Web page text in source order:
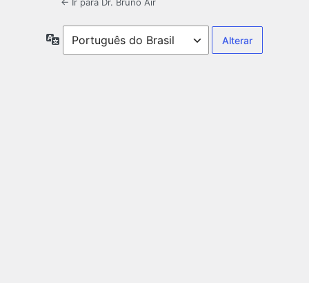
← Ir para Dr. Bruno Air
Idioma